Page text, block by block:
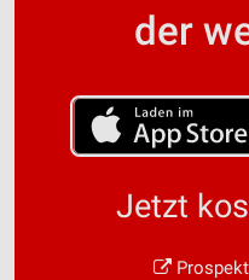
der
Jetzt